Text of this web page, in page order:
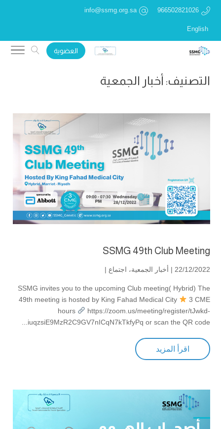
966502821026
info@ssmg.org.sa
English
العضوية
التصنيف: أخبار الجمعية
SSMG 49th Club Meeting
22/12/2022 | أخبار الجمعية، اجتماع |
SSMG invites you to the upcoming Club meeting( Hybrid) The
49th meeting is hosted by King Fahad Medical City
3 CME
hours
https://zoom.us/meeting/register/tJwkd-
iuqzsiE9MzR2C9GV7nICqN7kTkfyPq or scan the QR code...
اقرأ المزيد